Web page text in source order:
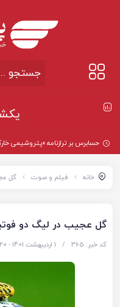
یکشنبه ۱۸
حسابرس بر ترازنامه «پتروشیمی
خانه فیلم و صوت گل
گل عجیب در لیگ دو
کد خبر: 365 / 1 اردیبهشت 1401 - ۱۸:۲۰